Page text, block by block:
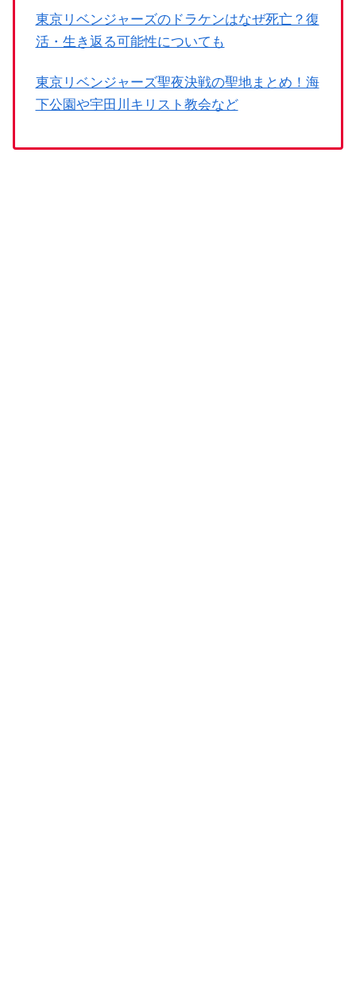
東京リベンジャーズのドラケンはなぜ死亡？復
活・生き返る可能性についても
東京リベンジャーズ聖夜決戦の聖地まとめ！海
下公園や宇田川キリスト教会など